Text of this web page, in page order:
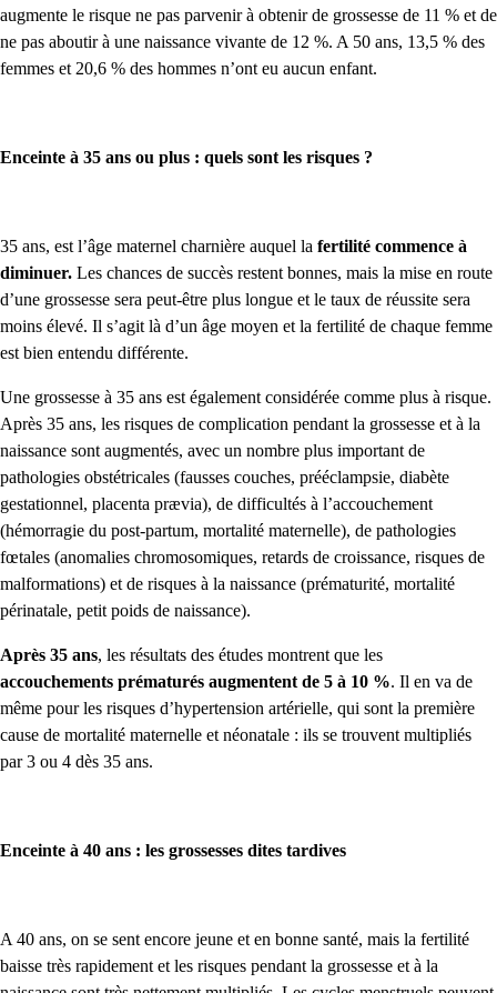
augmente le risque ne pas parvenir à obtenir de grossesse de 11 % et de
ne pas aboutir à une naissance vivante de 12 %. A 50 ans, 13,5 % des
femmes et 20,6 % des hommes n’ont eu aucun enfant.
Enceinte à 35 ans ou plus : quels sont les risques ?
35 ans, est l’âge maternel charnière auquel la fertilité commence à
diminuer. Les chances de succès restent bonnes, mais la mise en route
d’une grossesse sera peut-être plus longue et le taux de réussite sera
moins élevé. Il s’agit là d’un âge moyen et la fertilité de chaque femme
est bien entendu différente.
Une grossesse à 35 ans est également considérée comme plus à risque.
Après 35 ans, les risques de complication pendant la grossesse et à la
naissance sont augmentés, avec un nombre plus important de
pathologies obstétricales (fausses couches, prééclampsie, diabète
gestationnel, placenta prævia), de difficultés à l’accouchement
(hémorragie du post-partum, mortalité maternelle), de pathologies
fœtales (anomalies chromosomiques, retards de croissance, risques de
malformations) et de risques à la naissance (prématurité, mortalité
périnatale, petitpoids de naissance).
Après 35 ans, les résultats des études montrent que les
accouchements prématurés augmentent de 5 à 10 %. Il en va de
même pour les risques d’hypertension artérielle, qui sont la première
cause de mortalité maternelle et néonatale : ils se trouvent multipliés
par 3 ou 4 dès 35 ans.
Enceinte à 40 ans : les grossesses dites tardives
A 40 ans, on se sent encore jeune et en bonne santé, mais la fertilité
baisse très rapidement et les risques pendant la grossesse et à la